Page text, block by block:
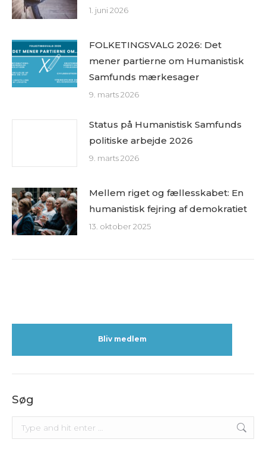
1. juni 2026
FOLKETINGSVALG 2026: Det
mener partierne om Humanistisk
Samfunds mærkesager
9. marts 2026
Status på Humanistisk Samfunds
politiske arbejde 2026
9. marts 2026
Mellem riget og fællesskabet: En
humanistisk fejring af demokratiet
13. oktober 2025
Bliv medlem
Søg
Search: